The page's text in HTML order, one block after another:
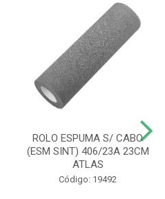
ROLO ESPUMA S/ CABO
(ESM SINT) 406/23A 23CM
ATLAS
Código: 19492